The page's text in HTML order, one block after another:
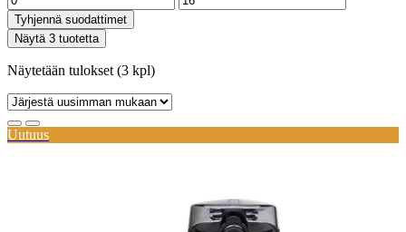
Tyhjennä suodattimet
Näytä 3 tuotetta
Näytetään tulokset (3 kpl)
Uutuus